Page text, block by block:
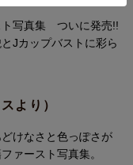
ト写真集 ついに発売!!
Jカップバストに彩ら
より）
けなさと色っぽさが
ァースト写真集。